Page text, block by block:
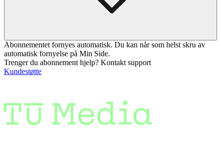
Abonnementet fornyes automatisk. Du kan når som helst skru av
automatisk fornyelse på Min Side.
Trenger du abonnement hjelp? Kontakt support
Kundestøtte